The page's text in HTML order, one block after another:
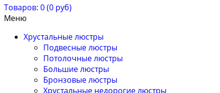
Товаров: 0 (0 руб)
Меню
Хрустальные люстры
Подвесные люстры
Потолочные люстры
Большие люстры
Бронзовые люстры
Хрустальные недорогие люстры